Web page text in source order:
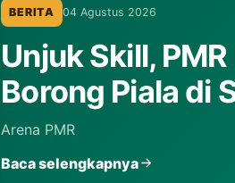
Pengumuman
Laporan hasil lomba ceramah
Baca selengkapnya